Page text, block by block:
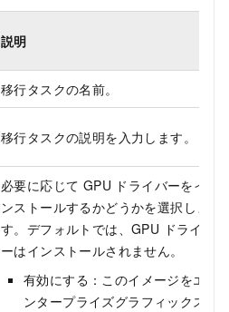
説明
移行タスクの名前。
移行タスクの説明を入力します。
必要に応じて GPU ドライバーをイ
ンストールするかどうかを選択しま
す。デフォルトでは、GPU ドライバ
ーはインストールされません。
有効にする：このイメージをエ
ンタープライズグラフィックス